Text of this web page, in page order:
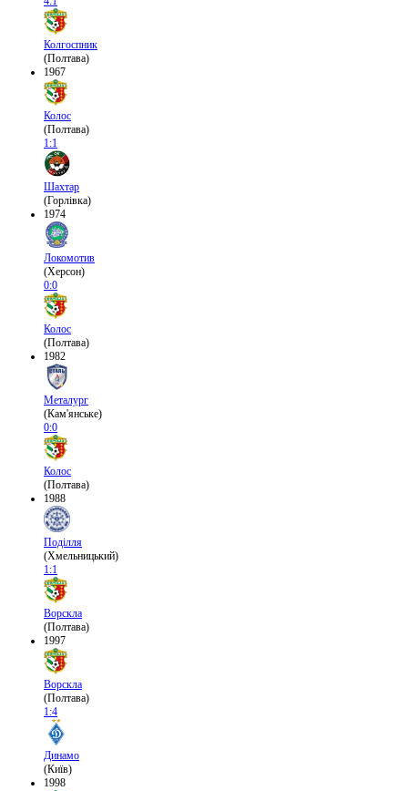
Колгоспник
(Полтава)
1967
Колос
(Полтава)
1:1
Шахтар
(Горлівка)
1974
Локомотив
(Херсон)
0:0
Колос
(Полтава)
1982
Металург
(Кам'янське)
0:0
Колос
(Полтава)
1988
Поділля
(Хмельницький)
1:1
Ворскла
(Полтава)
1997
Ворскла
(Полтава)
1:4
Динамо
(Київ)
1998